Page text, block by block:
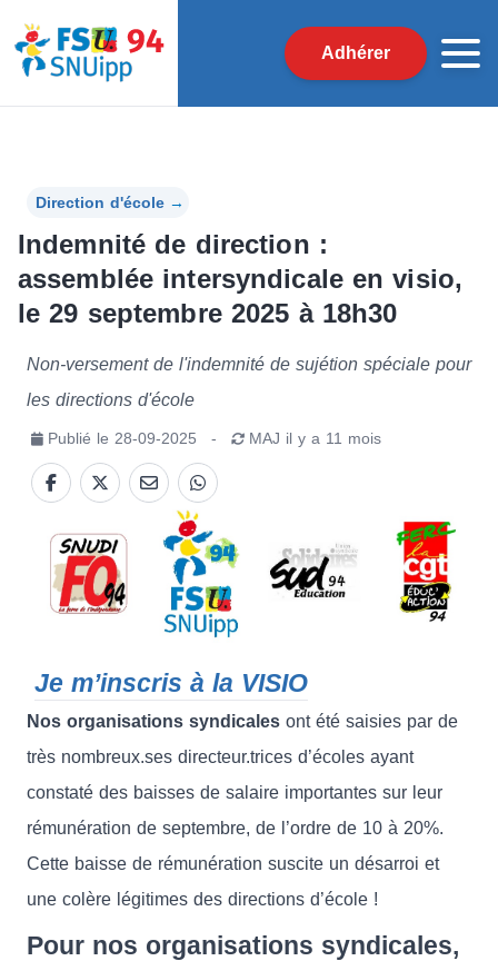
Adhérer
Direction d'école →
Indemnité de direction :
assemblée intersyndicale en visio,
le 29 septembre 2025 à 18h30
Non-versement de l'indemnité de sujétion spéciale pour
les directions d'école
Publié le 28-09-2025 - MAJ il y a 11 mois
Je m’inscris à la VISIO
Nos organisations syndicales ont été saisies par de
très nombreux.ses directeur.trices d’écoles ayant
constaté des baisses de salaire importantes sur leur
rémunération de septembre, de l’ordre de 10 à 20%.
Cette baisse de rémunération suscite un désarroi et
une colère légitimes des directions d’école !
Pour nos organisations syndicales,